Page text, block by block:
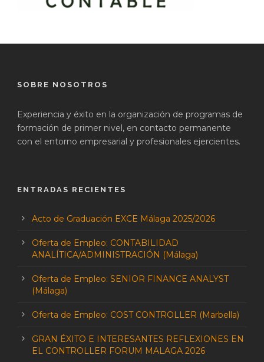
SOBRE NOSOTROS
Experiencia y éxito en la organización de programas de
formación de primer nivel, en contacto permanente
con el entorno empresarial y profesionales ejercientes.
ENTRADAS RECIENTES
Acto de Graduación EXCE Málaga 2025/2026
Oferta de Empleo: CONTABILIDAD
ANALÍTICA/ADMINISTRACIÓN (Málaga)
Oferta de Empleo: SENIOR FINANCE ANALYST
(Málaga)
Oferta de Empleo: COST CONTROLLER (Marbella)
GRAN ÉXITO E INTERESANTES REFLEXIONES EN
EL CONTROLLER FORUM MALAGA 2026